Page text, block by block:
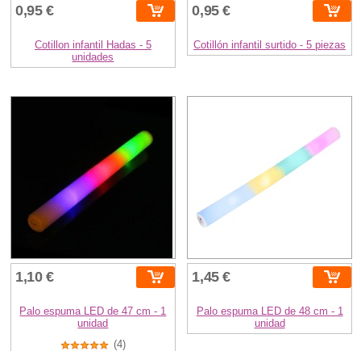
0,95 €
Cotillon infantil Hadas - 5
unidades
0,95 €
Cotillón infantil surtido - 5 piezas
1,10 €
Palo espuma LED de 47 cm - 1
unidad
(4)
1,45 €
Palo espuma LED de 48 cm - 1
unidad